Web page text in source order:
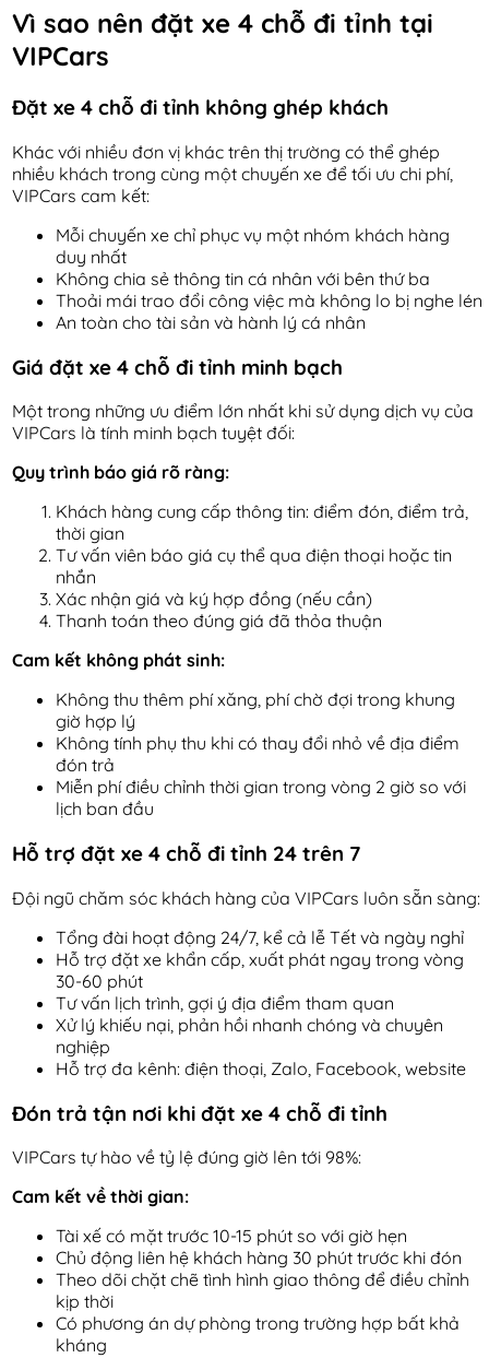
Vì sao nên đặt xe 4 chỗ đi tỉnh tại
VIPCars
Đặt xe 4 chỗ đi tỉnh không ghép khách
Khác với nhiều đơn vị khác trên thị trường có thể ghép
nhiều khách trong cùng một chuyến xe để tối ưu chi phí,
VIPCars cam kết:
Mỗi chuyến xe chỉ phục vụ một nhóm khách hàng
duy nhất
Không chia sẻ thông tin cá nhân với bên thứ ba
Thoải mái trao đổi công việc mà không lo bị nghe lén
An toàn cho tài sản và hành lý cá nhân
Giá đặt xe 4 chỗ đi tỉnh minh bạch
Một trong những ưu điểm lớn nhất khi sử dụng dịch vụ của
VIPCars là tính minh bạch tuyệt đối:
Quy trình báo giá rõ ràng:
Khách hàng cung cấp thông tin: điểm đón, điểm trả,
thời gian
Tư vấn viên báo giá cụ thể qua điện thoại hoặc tin
nhắn
Xác nhận giá và ký hợp đồng (nếu cần)
Thanh toán theo đúng giá đã thỏa thuận
Cam kết không phát sinh:
Không thu thêm phí xăng, phí chờ đợi trong khung
giờ hợp lý
Không tính phụ thu khi có thay đổi nhỏ về địa điểm
đón trả
Miễn phí điều chỉnh thời gian trong vòng 2 giờ so với
lịch ban đầu
Hỗ trợ đặt xe 4 chỗ đi tỉnh 24 trên 7
Đội ngũ chăm sóc khách hàng của VIPCars luôn sẵn sàng:
Tổng đài hoạt động 24/7, kể cả lễ Tết và ngày nghỉ
Hỗ trợ đặt xe khẩn cấp, xuất phát ngay trong vòng
30-60 phút
Tư vấn lịch trình, gợi ý địa điểm tham quan
Xử lý khiếu nại, phản hồi nhanh chóng và chuyên
nghiệp
Hỗ trợ đa kênh: điện thoại, Zalo, Facebook, website
Đón trả tận nơi khi đặt xe 4 chỗ đi tỉnh
VIPCars tự hào về tỷ lệ đúng giờ lên tới 98%:
Cam kết về thời gian:
Tài xế có mặt trước 10-15 phút so với giờ hẹn
Chủ động liên hệ khách hàng 30 phút trước khi đón
Theo dõi chặt chẽ tình hình giao thông để điều chỉnh
kịp thời
Có phương án dự phòng trong trường hợp bất khả
kháng